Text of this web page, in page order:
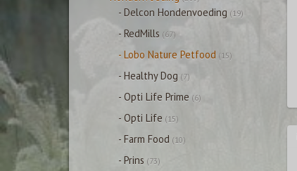
- Delcon Hondenvoeding (19)
- RedMills (67)
- Lobo Nature Petfood (15)
- Healthy Dog (7)
- Opti Life Prime (6)
- Opti Life (15)
- Farm Food (10)
- Prins (73)